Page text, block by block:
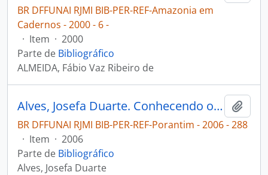
BR DFFUNAI RJMI BIB-PER-REF-Amazonia em
Cadernos - 2000 - 6 -
· Item · 2000
Parte de Bibliográfico
ALMEIDA, Fábio Vaz Ribeiro de
Alves, Josefa Duarte. Conhecendo os Suruahã [Porantim]
BR DFFUNAI RJMI BIB-PER-REF-Porantim - 2006 - 288
· Item · 2006
Parte de Bibliográfico
Alves, Josefa Duarte